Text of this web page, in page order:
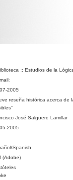
:: Estudios de la
2005
reseña histórica acerca de
José Salguero Lamillar
2005
Spanish
(Adobe)